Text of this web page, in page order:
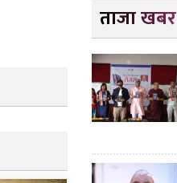
ताजा खबर